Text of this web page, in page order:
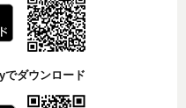
ダウンロード